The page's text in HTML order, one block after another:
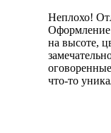
Неплохо!
Оформление
на высоте,
что-то